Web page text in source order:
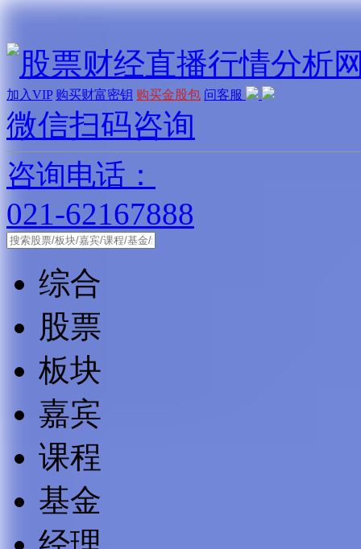
加入VIP 购买财富密钥 购买金股包 问客服
微信扫码咨询
咨询电话：
021-62167888
综合
股票
板块
嘉宾
课程
基金